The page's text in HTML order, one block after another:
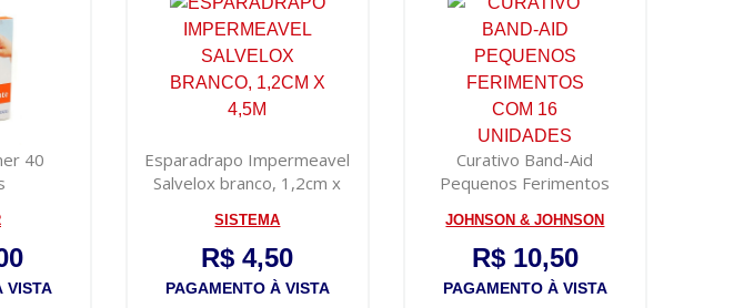
40
VISTA
Esparadrapo Impermeavel
Salvelox branco, 1,2cm x
SISTEMA
R$ 4,50
PAGAMENTO À VISTA
Curativo Band-Aid
Pequenos Ferimentos
JOHNSON & JOHNSON
R$ 10,50
PAGAMENTO À VISTA